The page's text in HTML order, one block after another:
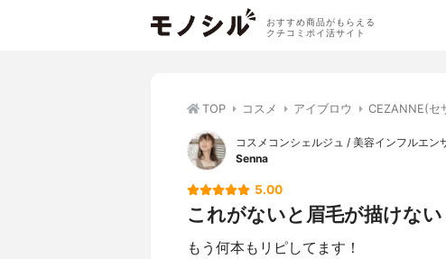
おすすめ商品がもらえる
クチコミポイ活サイト
TOP コスメ アイブロウ CEZANNE(セ
コスメコンシェルジュ / 美容インフルエン
Senna
5.00
これがないと眉毛が描けない
もう何本もリピしてます！